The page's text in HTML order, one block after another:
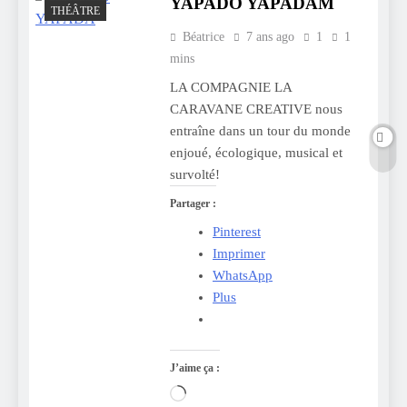
THÉÂTRE
Béatrice 7 ans ago 1
1
mins
LA COMPAGNIE LA
CARAVANE CREATIVE nous
entraîne dans un tour du monde
enjoué, écologique, musical et
survolté!
Partager :
Pinterest
Imprimer
WhatsApp
Plus
J’aime ça :
Chargement…